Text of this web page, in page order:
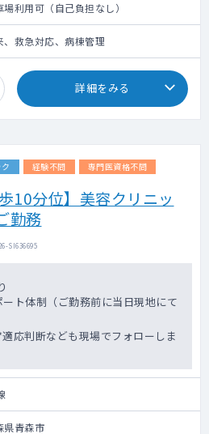
場利用可（自己負担なし）
、救急対応、病棟管理
詳細をみる
経験不問 専門医資格不問
10分位】美容クリニッ
勤務
SI636695
ト体制（ご勤務前に当日現地にて
応判断なども現場でフォローしま
県青森市